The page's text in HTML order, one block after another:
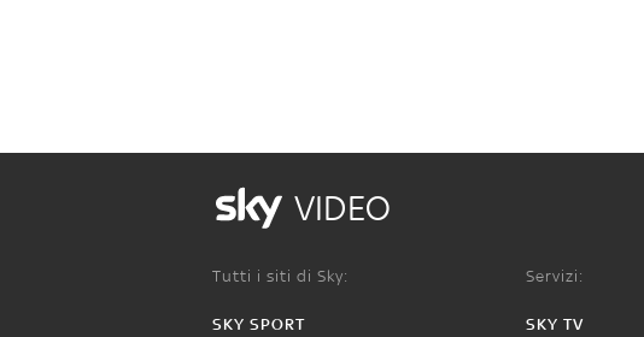
VIDEO
Tutti i siti di Sky:
SKY SPORT
Servizi:
SKY TV